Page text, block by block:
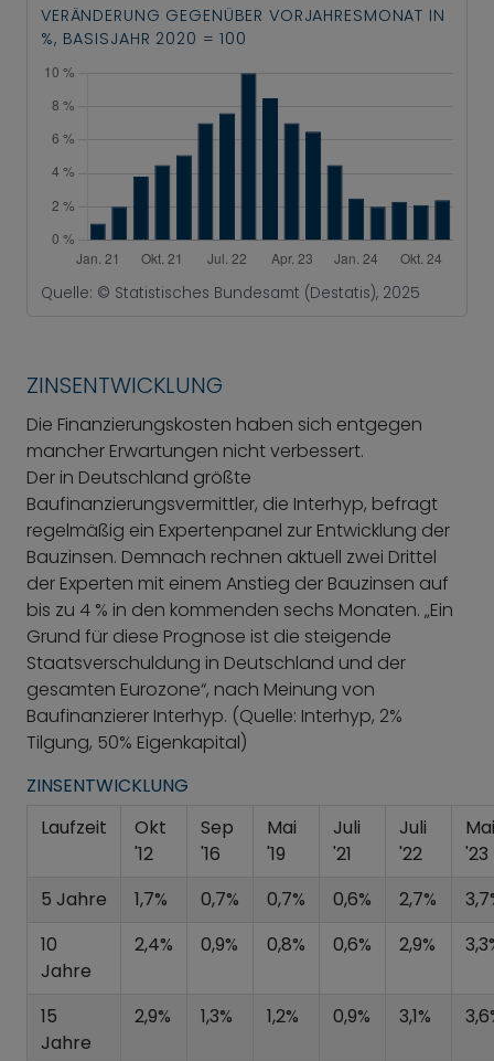
VERÄNDERUNG GEGENÜBER VORJAHRESMONAT IN
%, BASISJAHR 2020 = 100
Quelle: © Statistisches Bundesamt (Destatis), 2025
ZINSENTWICKLUNG
Die Finanzierungskosten haben sich entgegen
mancher Erwartungen nicht verbessert.
Der in Deutschland größte
Baufinanzierungsvermittler, die Interhyp, befragt
regelmäßig ein Expertenpanel zur Entwicklung der
Bauzinsen. Demnach rechnen aktuell zwei Drittel
der Experten mit einem Anstieg der Bauzinsen auf
bis zu 4 % in den kommenden sechs Monaten. „Ein
Grund für diese Prognose ist die steigende
Staatsverschuldung in Deutschland und der
gesamten Eurozone“, nach Meinung von
Baufinanzierer Interhyp. (Quelle: Interhyp, 2%
Tilgung, 50% Eigenkapital)
ZINSENTWICKLUNG
Laufzeit
Okt
'12
Sep
'16
Mai
'19
Juli
'21
Juli
'22
Mai
'23
5 Jahre
1,7% 0,7% 0,7% 0,6% 2,7%
10
Jahre
2,4% 0,9% 0,8% 0,6% 2,9%
15
Jahre
2,9% 1,3% 1,2% 0,9% 3,1%